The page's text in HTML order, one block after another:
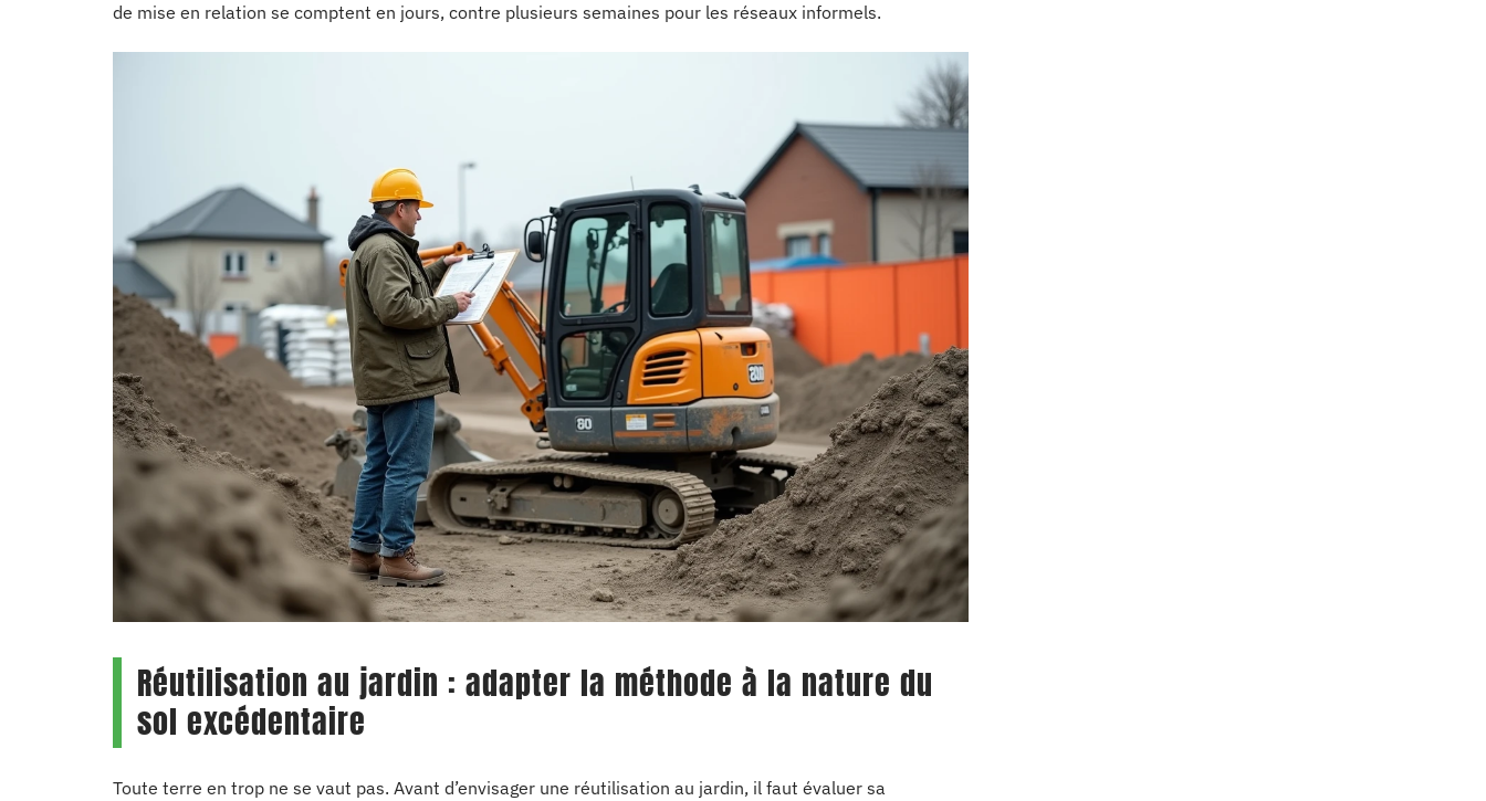
de mise en relation se comptent en jours, contre plusieurs semaines pour les réseaux informels.
Réutilisation au jardin : adapter la méthode à la nature du
sol excédentaire
Toute terre en trop ne se vaut pas. Avant d’envisager une réutilisation au jardin, il faut évaluer sa